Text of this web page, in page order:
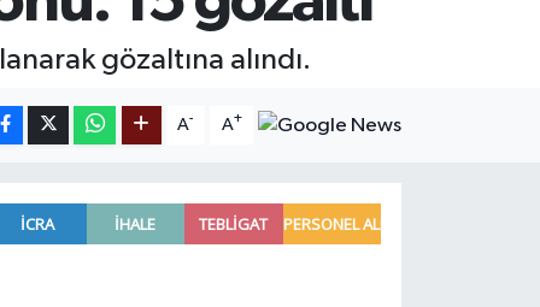
%0.03
%-14gözaltına alındı.
A- A+